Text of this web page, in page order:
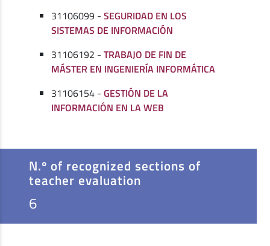
31106099 -SEGURIDAD EN LOS
SISTEMAS DE INFORMACIÓN
31106192 -TRABAJO DE FIN DE
MÁSTER EN INGENIERÍA INFORMÁTICA
31106154 -GESTIÓN DE LA
INFORMACIÓN EN LA WEB
N.º of recognized sections of
teacher evaluation
6